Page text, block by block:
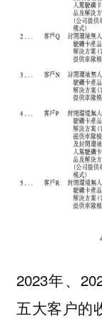
2023年、
五大客户的